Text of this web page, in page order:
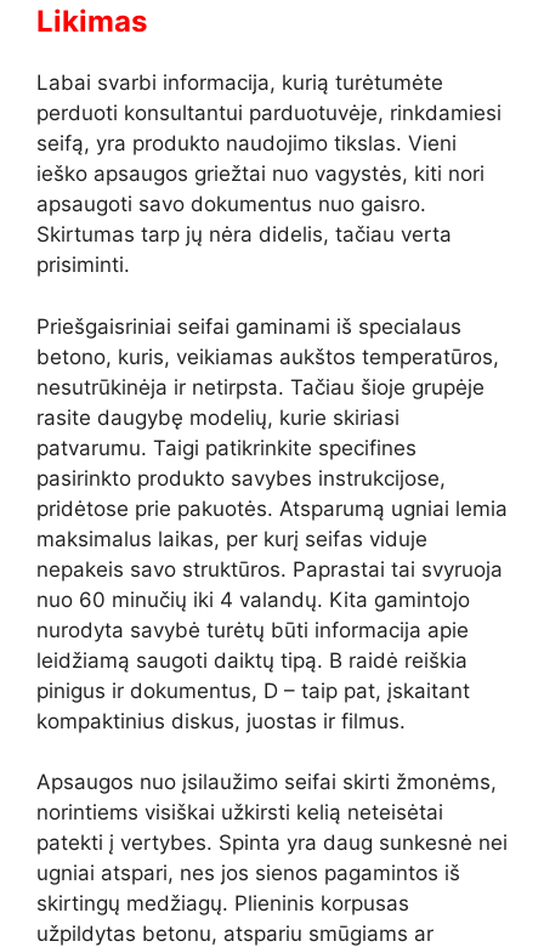
Likimas
Labai svarbi informacija, kurią turėtumėte
perduoti konsultantui parduotuvėje, rinkdamiesi
seifą, yra produkto naudojimo tikslas. Vieni
ieško apsaugos griežtai nuo vagystės, kiti nori
apsaugoti savo dokumentus nuo gaisro.
Skirtumas tarp jų nėra didelis, tačiau verta
prisiminti.
Priešgaisriniai seifai gaminami iš specialaus
betono, kuris, veikiamas aukštos temperatūros,
nesutrūkinėja ir netirpsta. Tačiau šioje grupėje
rasite daugybę modelių, kurie skiriasi
patvarumu. Taigi patikrinkite specifines
pasirinkto produkto savybes instrukcijose,
pridėtose prie pakuotės. Atsparumą ugniai lemia
maksimalus laikas, per kurį seifas viduje
nepakeis savo struktūros. Paprastai tai svyruoja
nuo 60 minučių iki 4 valandų. Kita gamintojo
nurodyta savybė turėtų būti informacija apie
leidžiamą saugoti daiktų tipą. B raidė reiškia
pinigus ir dokumentus, D – taip pat, įskaitant
kompaktinius diskus, juostas ir filmus.
Apsaugos nuo įsilaužimo seifai skirti žmonėms,
norintiems visiškai užkirsti kelią neteisėtai
patekti į vertybes. Spinta yra daug sunkesnė nei
ugniai atspari, nes jos sienos pagamintos iš
skirtingų medžiagų. Plieninis korpusas
užpildytas betonu, atspariu smūgiams ar